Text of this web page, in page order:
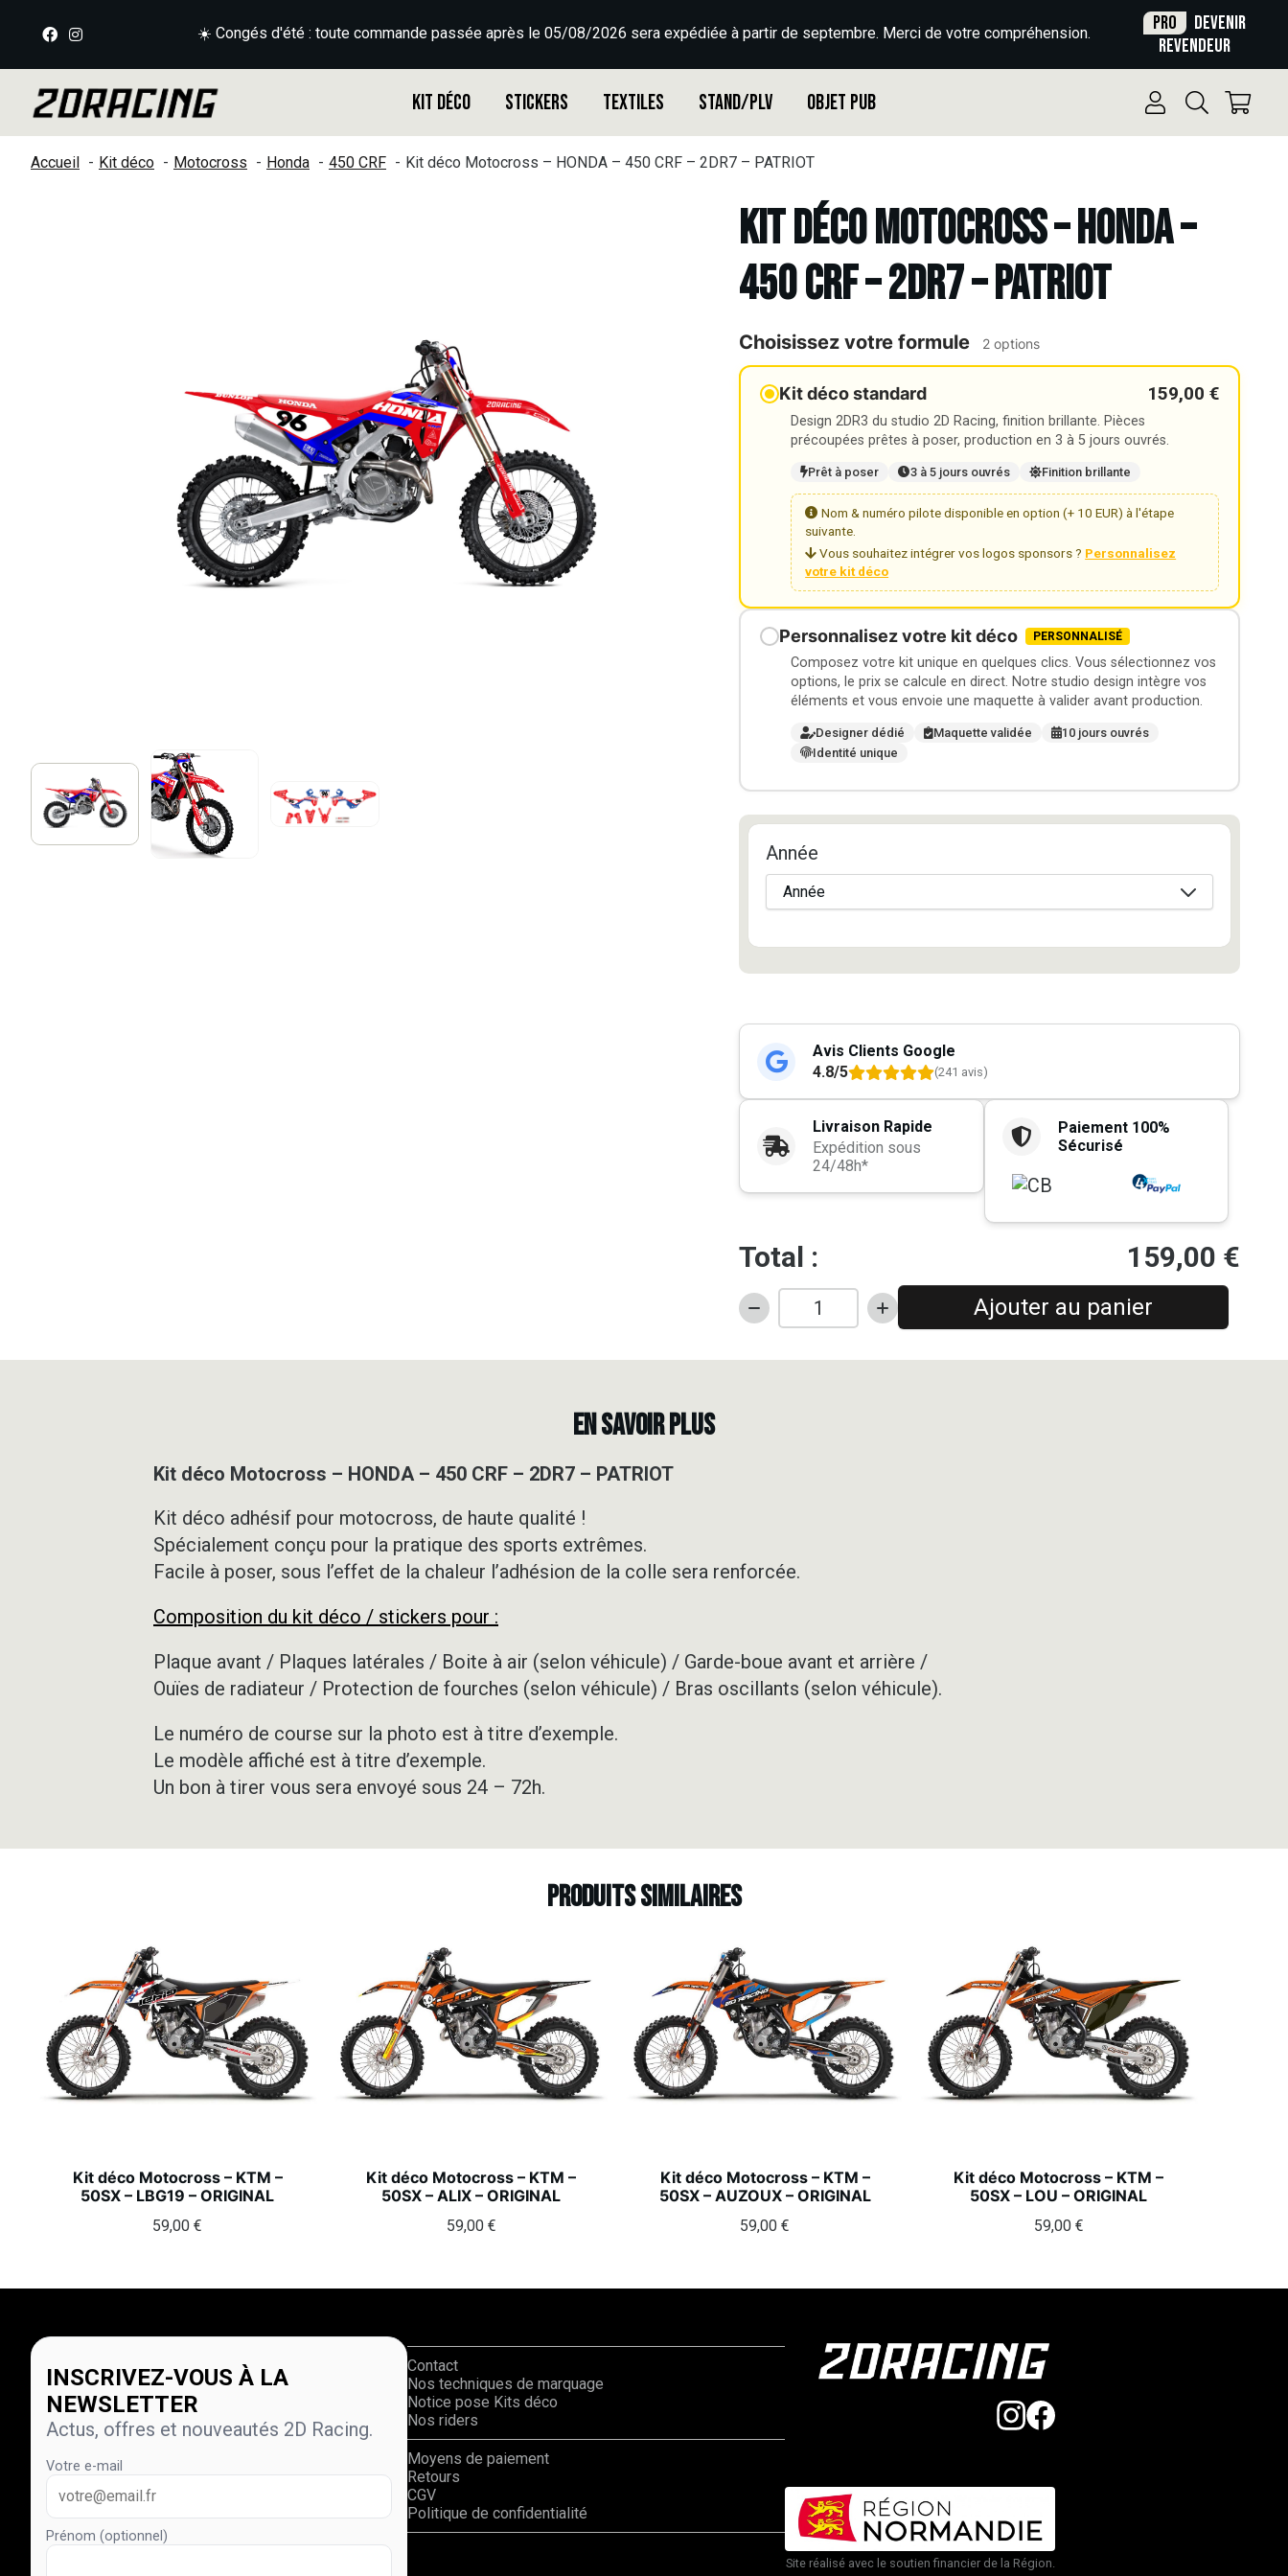
☀️ Congés d'été : toute commande passée après le 05/08/2026 sera expédiée à partir de septembre. Merci de votre compréhension. Pro
Devenir
revendeur
Kit déco Stickers Textiles Stand/PLV Objet Pub
Accueil Kit déco Motocross Honda 450 CRF Kit déco Motocross – HONDA – 450 CRF – 2DR7 – PATRIOT
Kit déco Motocross – HONDA –
450 CRF – 2DR7 – PATRIOT
Choisissez votre formule 2 options
Kit déco standard 159,00 €
Design 2DR3 du studio 2D Racing, finition brillante. Pièces
précoupées prêtes à poser, production en 3 à 5 jours ouvrés.
Prêt à poser 3 à 5 jours ouvrés Finition brillante
Nom & numéro pilote disponible en option (+ 10 EUR) à l'étape
suivante.
Vous souhaitez intégrer vos logos sponsors ? Personnalisez
votre kit déco
Personnalisez votre kit déco PERSONNALISÉ
Composez votre kit unique en quelques clics. Vous sélectionnez vos
options, le prix se calcule en direct. Notre studio design intègre vos
éléments et vous envoie une maquette à valider avant production.
Designer dédié Maquette validée
10 jours ouvrés
Identité unique
Année
Avis Clients Google
4.8/5
(241 avis)
Livraison Rapide
Expédition sous
24/48h*
Paiement 100%
Sécurisé
Total : 159,00 €
quantité
Kit
2DR7
Ajouter au panier
EN SAVOIR PLUS
Kit déco Motocross – HONDA – 450 CRF – 2DR7 – PATRIOT
Kit déco adhésif pour motocross, de haute qualité !
Spécialement conçu pour la pratique des sports extrêmes.
Facile à poser, sous l’effet de la chaleur l’adhésion de la colle sera renforcée.
Composition du kit déco / stickers pour :
Plaque avant / Plaques latérales / Boite à air (selon véhicule) / Garde-boue avant et arrière /
Ouïes de radiateur / Protection de fourches (selon véhicule) / Bras oscillants (selon véhicule).
Le numéro de course sur la photo est à titre d’exemple.
Le modèle affiché est à titre d’exemple.
Un bon à tirer vous sera envoyé sous 24 – 72h.
Produits similaires
Kit déco Motocross – KTM –
50SX – LBG19 – ORIGINAL
59,00€
Kit déco Motocross – KTM –
50SX – ALIX – ORIGINAL
59,00 €
Kit déco Motocross – KTM –
50SX – AUZOUX – ORIGINAL
59,00€
Kit déco Motocross – KTM –
50SX – LOU – ORIGINAL
59,00 €
INSCRIVEZ-VOUS À LA
NEWSLETTER
Actus, offres et nouveautés 2D Racing.
Votre e-mail
Prénom (optionnel)
Contact
Nos techniques de marquage
Notice pose Kits déco
Nos riders
Moyens de paiement
Retours
CGV
Politique de confidentialité
Site réalisé avec le soutien financier de la Région.